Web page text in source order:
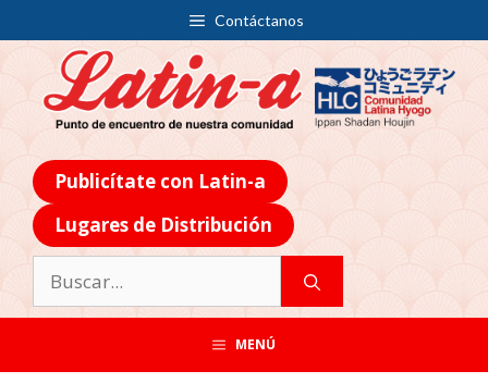
Contáctanos
Publicítate con Latin-a
Lugares de Distribución
MENÚ